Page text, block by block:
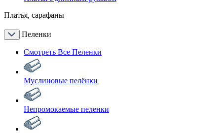
Платья, сарафаны
Пеленки
Смотреть Все Пеленки
Муслиновые пелёнки
Непромокаемые пеленки